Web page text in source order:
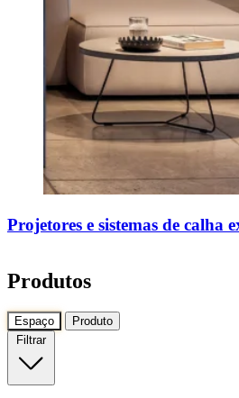
Projetores e sistemas de calha
Produtos
Espaço
Produto
Filtrar